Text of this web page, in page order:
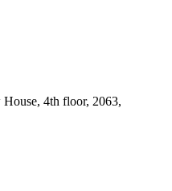
4th floor, 2063,